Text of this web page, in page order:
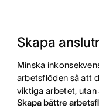
Skapa
Minska
arbetsflöden så att
viktiga arbetet, utan
Skapa bättre